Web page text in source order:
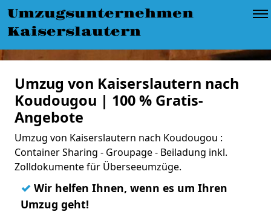
Umzugsunternehmen
Kaiserslautern
Umzug von Kaiserslautern nach
Koudougou | 100 % Gratis-
Angebote
Umzug von Kaiserslautern nach Koudougou :
Container Sharing - Groupage - Beiladung inkl.
Zolldokumente für Überseeumzüge.
✓ Wir helfen Ihnen, wenn es um Ihren
Umzug geht!